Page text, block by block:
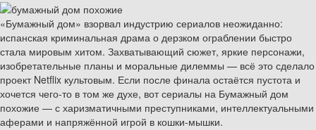
«Бумажный дом» взорвал индустрию сериалов неожиданно:
испанская криминальная драма о дерзком ограблении быстро
стала мировым хитом. Захватывающий сюжет, яркие персонажи,
изобретательные планы и моральные дилеммы — всё это сделало
проект Netflix культовым. Если после финала остаётся пустота и
хочется чего-то в том же духе, вот сериалы на Бумажный дом
похожие — с харизматичными преступниками, интеллектуальными
аферами и напряжённой игрой в кошки-мышки.